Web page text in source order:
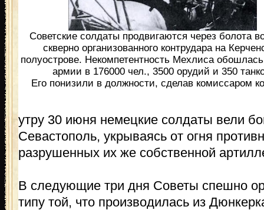
Советские солдаты продвигаются через болота
скверно организованного контрудара на
полуострове. Некомпетентность Мехлиса
армии в 176000 чел., 3500 орудий и 350
Его понизили в должности, сделав комиссаром
утру 30 июня немецкие солдаты вели
Севастополь, укрываясь от огня
разрушенных их же собственной
В следующие три дня Советы спешно
типу той, что производилась из